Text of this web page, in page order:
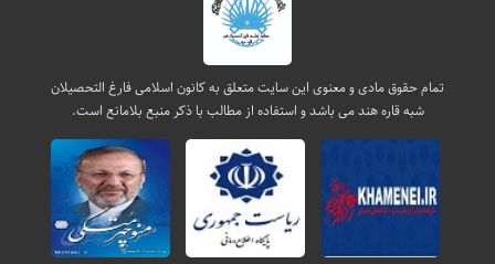
تمام حقوق مادی و معنوی این سایت متعلق به کانون اسلامی فارغ التحصیلان
شبه قاره هند می باشد و استفاده از مطالب با ذکر منبع بلامانع است.